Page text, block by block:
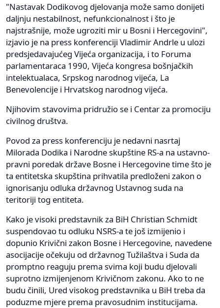
"Nastavak Dodikovog djelovanja može samo donijeti
daljnju nestabilnost, nefunkcionalnost i što je
najstrašnije, može ugroziti mir u Bosni i Hercegovini",
izjavio je na press konferenciji Vladimir Andrle u ulozi
predsjedavajućeg Vijeća organizacija, i to Foruma
parlamentaraca 1990, Vijeća kongresa bošnjačkih
intelektualaca, Srpskog narodnog vijeća, La
Benevolencije i Hrvatskog narodnog vijeća.
Njihovim stavovima pridružio se i Centar za promociju
civilnog društva.
Povod za press konferenciju je nedavni nasrtaj
Milorada Dodika i Narodne skupštine RS-a na ustavno-
pravni poredak države Bosne i Hercegovine time što je
ta entitetska skupština prihvatila predloženi zakon o
ignorisanju odluka državnog Ustavnog suda na
teritoriji tog entiteta.
Kako je visoki predstavnik za BiH Christian Schmidt
suspendovao tu odluku NSRS-a te još izmijenio i
dopunio Krivični zakon Bosne i Hercegovine, navedene
asocijacije očekuju od državnog Tužilaštva i Suda da
promptno reaguju prema svima koji budu djelovali
suprotno izmijenjenom Krivičnom zakonu. Ako to ne
budu činili, Ured visokog predstavnika u BiH treba da
poduzme mjere prema pravosudnim institucijama.